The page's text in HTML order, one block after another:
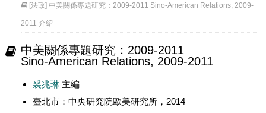
[法政] 中美關係專題研究：2009-2011 Sino-American Relations, 2009-
2011 介紹
中美關係專題研究：2009-2011
Sino-American Relations, 2009-2011
裘兆琳主編
臺北市：中央研究院歐美研究所，2014